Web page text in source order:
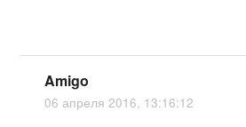
Amigo
06 апреля 2016, 13:16:12